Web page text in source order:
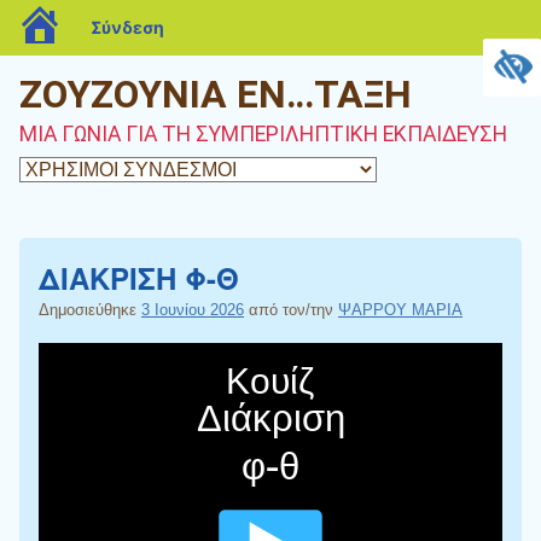
ΖΟΥΖΟΥΝΙΑ ΕΝ…ΤΑΞΗ
ΜΙΑ ΓΩΝΙΑ ΓΙΑ ΤΗ ΣΥΜΠΕΡΙΛΗΠΤΙΚΗ ΕΚΠΑΙΔΕΥΣΗ
ΔΙΑΚΡΙΣΗ Φ-Θ
Δημοσιεύθηκε 3 Ιουνίου 2026 από τον/την ΨΑΡΡΟΥ ΜΑΡΙΑ
blogs.sch.gr
Σύνδεση